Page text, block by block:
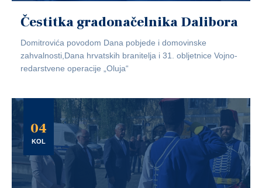
Čestitka gradonačelnika Dalibora
Domitrovića povodom Dana pobjede i domovinske
zahvalnosti,Dana hrvatskih branitelja i 31. obljetnice Vojno-
redarstvene operacije „Oluja“
04
KOL